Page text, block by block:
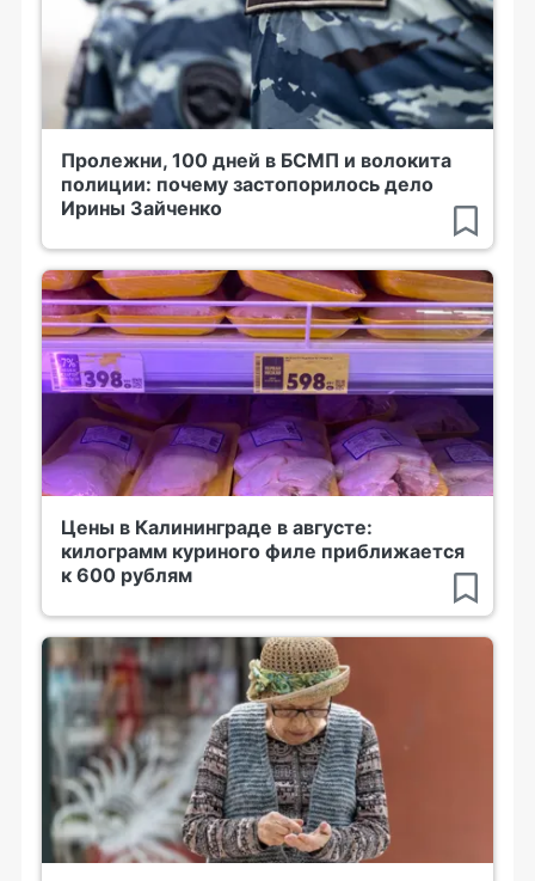
Пролежни, 100 дней в БСМП и волокита
полиции: почему застопорилось дело
Ирины Зайченко
Цены в Калининграде в августе:
килограмм куриного филе приближается
к 600 рублям